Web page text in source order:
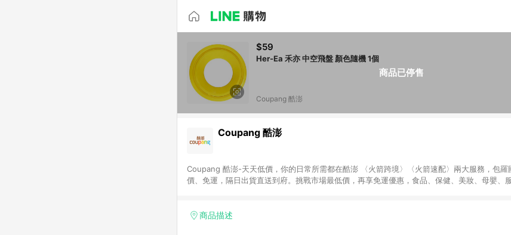
商品已停售
$59
Her-Ea 禾亦 中空飛盤 顏色隨機 1個
Coupang 酷澎
Coupang 酷澎
Coupang 酷澎-天天低價，你的日常所需都在酷澎 〈火箭跨境〉〈火箭速配〉兩大服務，包羅
價、免運，隔日出貨直送到府。挑戰市場最低價，再享免運優惠，食品、保健、美妝、母嬰、
商品描述